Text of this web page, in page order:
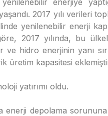
enerjiye
2017 yılı verileri
yenilenebilir enerji
2017 yılında, bu
ve hidro enerjinin yanı
üretim kapasitesi
yatırımı oldu.
enerji depolama